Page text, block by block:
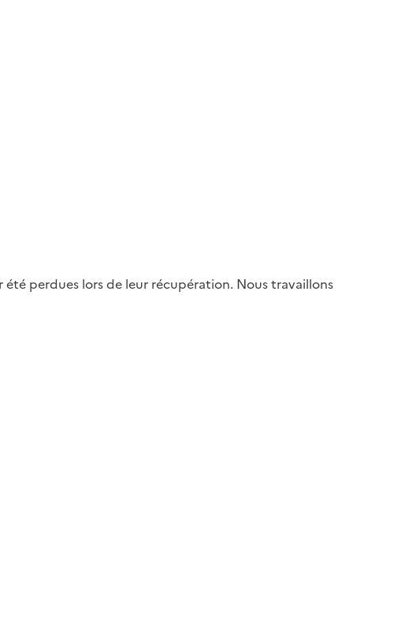
perdues lors de leur récupération. Nous travaillons